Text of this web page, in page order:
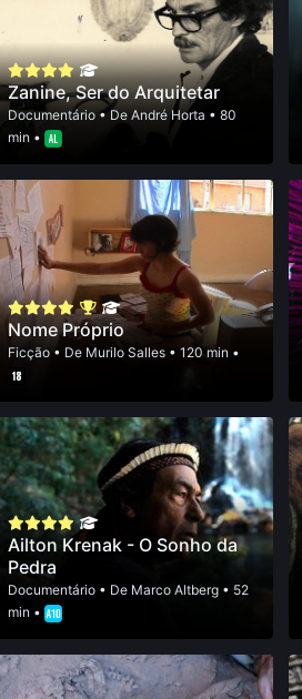
Zanine, Ser do Arquitetar
Documentário• De André Horta • 80
min •
Nome Próprio
Ficção• De Murilo Salles• 120 min •
Ailton Krenak - O Sonho da
Pedra
Documentário• De Marco Altberg• 52
min •